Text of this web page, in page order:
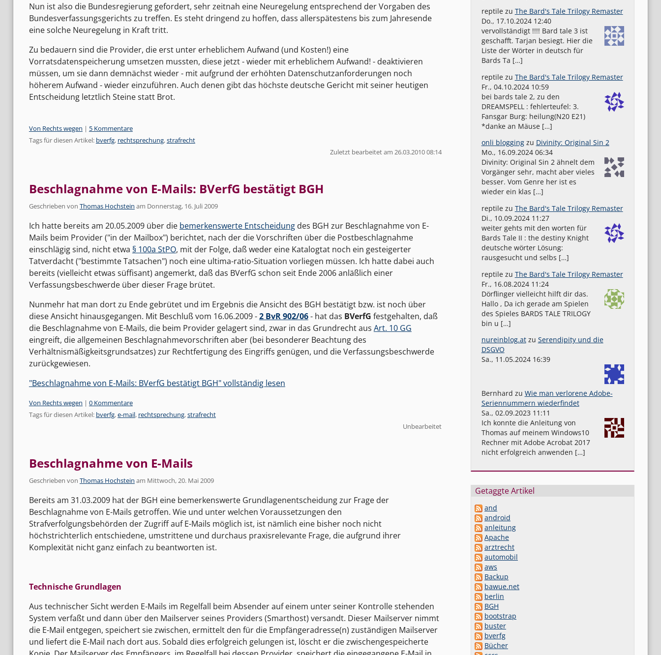
Nun ist also die Bundesregierung gefordert, sehr zeitnah eine Neuregelung entsprechend der Vorgaben des
Bundesverfassungsgerichts zu treffen. Es steht dringend zu hoffen, dass allerspätestens bis zum Jahresende
eine solche Neuregelung in Kraft tritt.
Zu bedauern sind die Provider, die erst unter erheblichem Aufwand (und Kosten!) eine
Vorratsdatenspeicherung umsetzen mussten, diese jetzt - wieder mit erheblichem Aufwand! - deaktivieren
müssen, um sie dann demnächst wieder - mit aufgrund der erhöhten Datenschutzanforderungen noch
höherem Aufwand - wieder einzuführen. Auch denen gibt das höchste deutsche Gericht mit seiner heutigen
Entscheidung letztlich Steine statt Brot.
Kategorien:
Von Rechts wegen | 5 Kommentare
Tags für diesen Artikel: bverfg, rechtsprechung,strafrecht
Zuletzt bearbeitet am 26.03.2010 08:14
Beschlagnahme von E-Mails: BVerfG bestätigt BGH
Geschrieben von Thomas Hochstein am Donnerstag, 16. Juli 2009
Ich hatte bereits am 20.05.2009 über die bemerkenswerte Entscheidungdes BGH zur Beschlagnahme von E-
Mails beim Provider ("in der Mailbox") berichtet, nach der die Vorschriften über die Postbeschlagnahme
einschlägig sind, nicht etwa § 100a StPO, mit der Folge, daß weder eine Katalogtat noch ein gesteigerter
Tatverdacht ("bestimmte Tatsachen") noch eine ultima-ratio-Situation vorliegen müssen. Ich hatte dabei auch
bereits (vielleicht etwas süffisant) angemerkt, daß das BVerfG schon seit Ende 2006 anläßlich einer
Verfassungsbeschwerde über dieser Frage brütet.
Nunmehr hat man dort zu Ende gebrütet und im Ergebnis die Ansicht des BGH bestätigt bzw. ist noch über
diese Ansicht hinausgegangen. Mit Beschluß vom 16.06.2009 -2 BvR 902/06- hat das BVerfG festgehalten, daß
die Beschlagnahme von E-Mails, die beim Provider gelagert sind, zwar in das Grundrecht aus Art. 10 GG
eingreift, die allgemeinen Beschlagnahmevorschriften aber (bei besonderer Beachtung des
Verhältnismäßigkeitsgrundsatzes) zur Rechtfertigung des Eingriffs genügen, und die Verfassungsbeschwerde
zurückgewiesen.
"Beschlagnahme von E-Mails: BVerfG bestätigt BGH" vollständig lesen
Kategorien:
Von Rechts wegen | 0 Kommentare
Tags für diesen Artikel: bverfg,e-mail, rechtsprechung,strafrecht
Unbearbeitet
Beschlagnahme von E-Mails
Geschrieben von Thomas Hochstein am Mittwoch, 20. Mai 2009
Bereits am 31.03.2009 hat der BGH eine bemerkenswerte Grundlagenentscheidung zur Frage der
Beschlagnahme von E-Mails getroffen. Wie und unter welchen Voraussetzungen den
Strafverfolgungsbehörden der Zugriff auf E-Mails möglich ist, ist nämlich eine bisher noch nicht
höchstrichterlich entschiedene, umstrittene und durchaus praxisrelevante Frage, die aufgrund ihrer
Komplexität nicht ganz einfach zu beantworten ist.
Technische Grundlagen
Aus technischer Sicht werden E-Mails im Regelfall beim Absender auf einem unter seiner Kontrolle stehenden
System verfaßt und dann über den Mailserver seines Providers (Smarthost) versandt. Dieser Mailserver nimmt
die E-Mail entgegen, speichert sie zwischen, ermittelt den für die Empfängeradresse(n) zuständigen Mailserver
und liefert die E-Mail nach dort aus. Sobald dies erfolgreich gelungen ist, löscht er die zwischengespeicherte
reptilezu The Bard's Tale Trilogy Remaster
Do., 17.10.2024 12:40
vervollständigt !!!! Bard tale 3 ist
geschafft. Tarjan besiegt. Hier die
Liste der Wörter in deutsch für
Bards Ta […]
reptilezu The Bard's Tale Trilogy Remaster
Fr., 04.10.2024 10:59
bei bards tale 2, zu den
DREAMSPELL : fehlerteufel: 3.
Fansgar Burg: heilung(N20 E21)
*danke an Mäuse […]
onli bloggingzu Divinity: Original Sin 2
Mo., 16.09.2024 06:34
Divinity: Original Sin 2 ähnelt dem
Vorgänger sehr, macht aber vieles
besser. Vom Genre her ist es
wieder ein klas […]
reptilezu The Bard's Tale Trilogy Remaster
Di., 10.09.2024 11:27
weiter gehts mit den worten für
Bards Tale II : the destiny Knight
deutsche wörter Lösung:
rausgesucht und selbs […]
reptilezu The Bard's Tale Trilogy Remaster
Fr., 16.08.2024 11:24
Dörflinger vielleicht hilft dir das.
Hallo , Da ich gerade am Spielen
des Spieles BARDS TALE TRILOGY
bin u […]
nureinblog.atzu Serendipity und die
DSGVO
Sa., 11.05.2024 16:39
Bernhard zu Wie man verlorene Adobe-
Seriennummern wiederfindet
Sa., 02.09.2023 11:11
Ich konnte die Anleitung von
Thomas auf meinem Windows10
Rechner mit Adobe Acrobat 2017
nicht erfolgreich anwenden […]
Getaggte Artikel
and
android
anleitung
Apache
arztrecht
automobil
aws
Backup
bawue.net
berlin
BGH
bootstrap
buster
bverfg
Bücher